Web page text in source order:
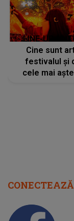
LINE-UP
Cine sunt
festivalul și
cele mai